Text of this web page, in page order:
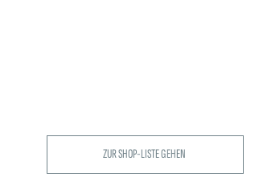
ZUR SHOP-LISTE GEHEN